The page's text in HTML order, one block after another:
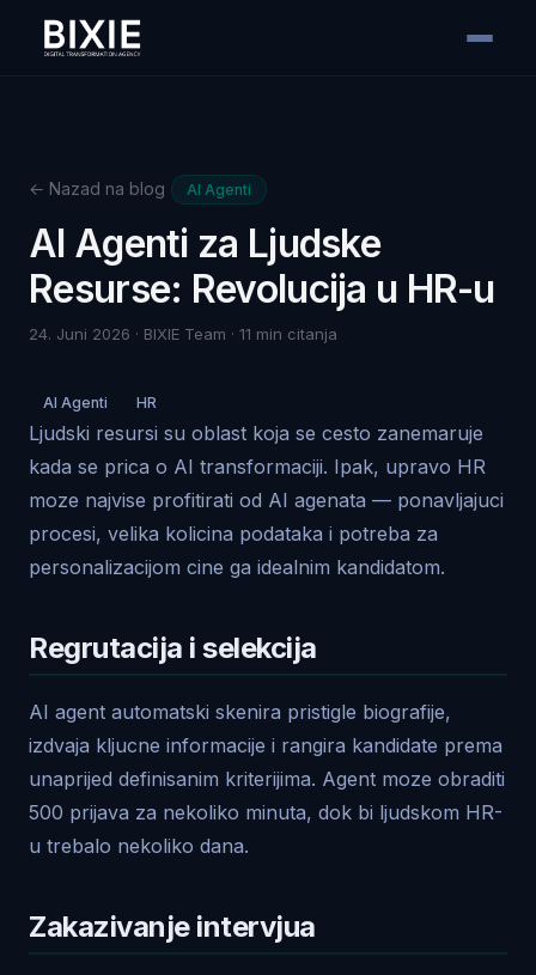
← Nazad na blog AI Agenti
AI Agenti za Ljudske
Resurse: Revolucija u HR-u
24. Juni 2026 · BIXIE Team · 11 min citanja
AI Agenti HR
Ljudski resursi su oblast koja se cesto zanemaruje
kada se prica o AI transformaciji. Ipak, upravo HR
moze najvise profitirati od AI agenata — ponavljajuci
procesi, velika kolicina podataka i potreba za
personalizacijom cine ga idealnim kandidatom.
Regrutacija i selekcija
AI agent automatski skenira pristigle biografije,
izdvaja kljucne informacije i rangira kandidate prema
unaprijed definisanim kriterijima. Agent moze obraditi
500 prijava za nekoliko minuta, dok bi ljudskom HR-
u trebalo nekoliko dana.
Zakazivanje intervjua